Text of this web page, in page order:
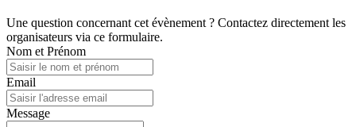
Une question concernant cet évènement ? Contactez directement les
organisateurs via ce formulaire.
Nom et Prénom
Email
Message